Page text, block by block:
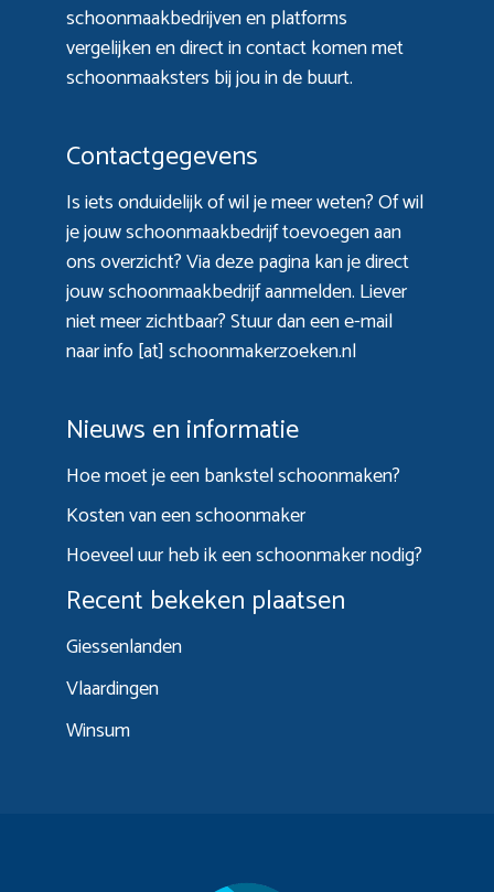
schoonmaakbedrijven en platforms
vergelijken en direct in contact komen met
schoonmaaksters bij jou in de buurt.
Contactgegevens
Is iets onduidelijk of wil je meer weten? Of wil
je jouw schoonmaakbedrijf toevoegen aan
ons overzicht? Viadeze paginakan je direct
jouw schoonmaakbedrijf aanmelden. Liever
niet meer zichtbaar? Stuur dan een e-mail
naar info [at] schoonmakerzoeken.nl
Nieuws en informatie
Hoe moet je een bankstel schoonmaken?
Kosten van een schoonmaker
Hoeveel uur heb ik een schoonmaker nodig?
Recent bekeken plaatsen
Giessenlanden
Vlaardingen
Winsum